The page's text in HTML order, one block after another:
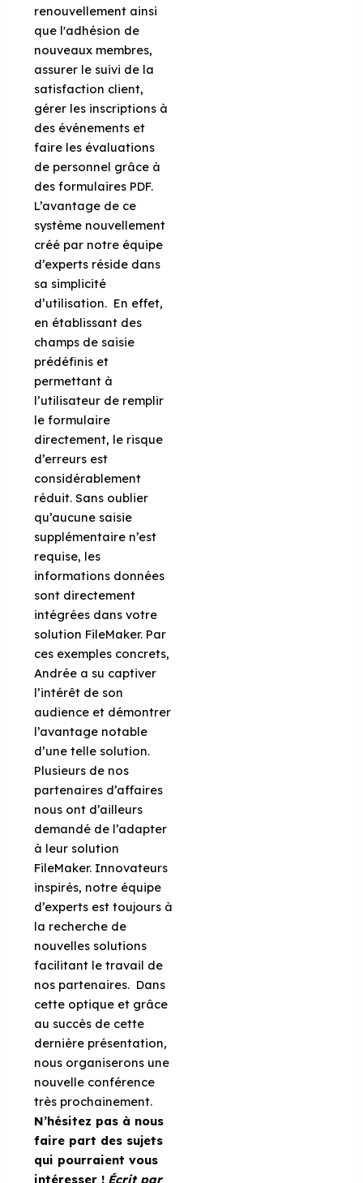
renouvellement ainsi
que l'adhésion de
nouveaux membres,
assurer le suivi de la
satisfaction client,
gérer les inscriptions à
des événements et
faire les évaluations
de personnel grâce à
des formulaires PDF.
L’avantage de ce
système nouvellement
créé par notre équipe
d’experts réside dans
sa simplicité
d’utilisation. En effet,
en établissant des
champs de saisie
prédéfinis et
permettant à
l’utilisateur de remplir
le formulaire
directement, le risque
d’erreurs est
considérablement
réduit. Sans oublier
qu’aucune saisie
supplémentaire n’est
requise, les
informations données
sont directement
intégrées dans votre
solution FileMaker. Par
ces exemples concrets,
Andrée a su captiver
l’intérêt de son
audience et démontrer
l’avantage notable
d’une telle solution.
Plusieurs de nos
partenaires d’affaires
nous ont d’ailleurs
demandé de l’adapter
à leur solution
FileMaker. Innovateurs
inspirés, notre équipe
d’experts est toujours à
la recherche de
nouvelles solutions
facilitant le travail de
nos partenaires. Dans
cette optique et grâce
au succès de cette
dernière présentation,
nous organiserons une
nouvelle conférence
très prochainement.
N’hésitez pas à nous
faire part des sujets
qui pourraient vous
intéresser ! Écrit par